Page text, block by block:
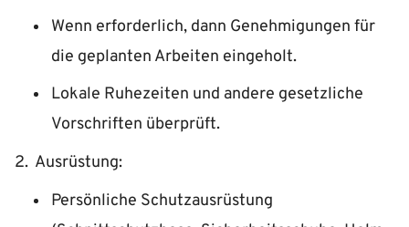
Wenn erforderlich, dann Genehmigungen für
die geplanten Arbeiten eingeholt.
Lokale Ruhezeiten und andere gesetzliche
Vorschriften überprüft.
Ausrüstung:
Persönliche Schutzausrüstung